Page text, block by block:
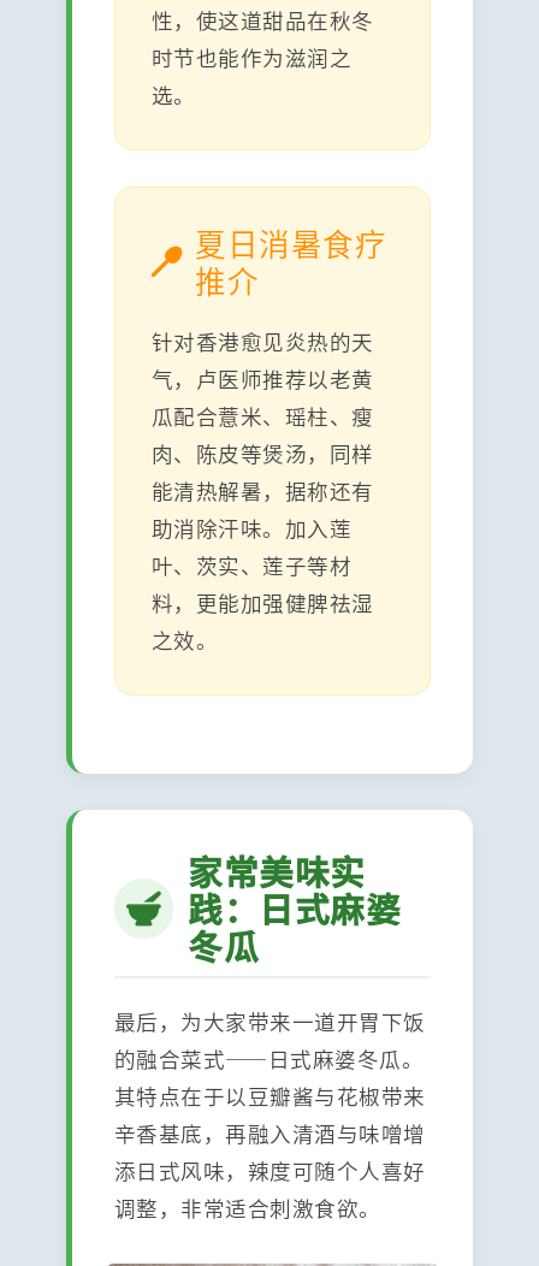
性，使这道甜品在秋冬
时节也能作为滋润之
选。
夏日消暑食疗
推介
针对香港愈见炎热的天
气，卢医师推荐以老黄
瓜配合薏米、瑶柱、瘦
肉、陈皮等煲汤，同样
能清热解暑，据称还有
助消除汗味。加入莲
叶、茨实、莲子等材
料，更能加强健脾祛湿
之效。
家常美味实
践：日式麻婆
冬瓜
最后，为大家带来一道开胃下饭
的融合菜式——日式麻婆冬瓜。
其特点在于以豆瓣酱与花椒带来
辛香基底，再融入清酒与味噌增
添日式风味，辣度可随个人喜好
调整，非常适合刺激食欲。